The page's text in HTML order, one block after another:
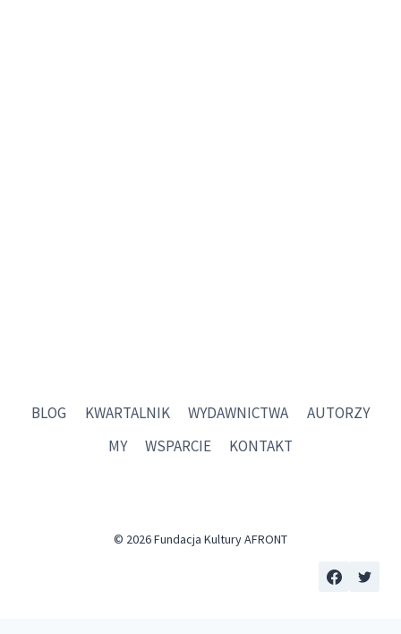
BLOG KWARTALNIK WYDAWNICTWA
AUTORZY
MY
WSPARCIE KONTAKT
© 2026 Fundacja Kultury AFRONT